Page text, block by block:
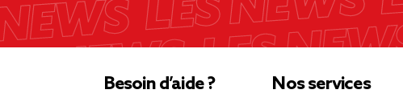
Besoin d’aide ? Nos services